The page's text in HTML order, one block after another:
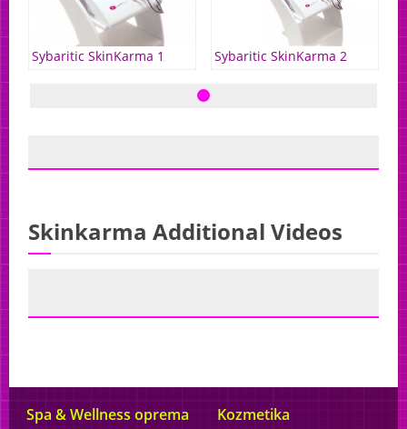
Sybaritic SkinKarma 1 Sybaritic SkinKarma 2
Skinkarma Additional Videos
Spa & Wellness oprema Kozmetika